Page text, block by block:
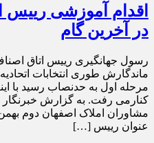
اقدام آموزشی رییس
در آخرین گام
رسول جهانگیری رییس اتاق
ماندگارش طوری انتخابات
مرحله اول به حدنصاب رسید با
کنارمی رفت. به گزارش خبرنگار
مشاوران املاک اصفهان دوم
عنوان رییس […]